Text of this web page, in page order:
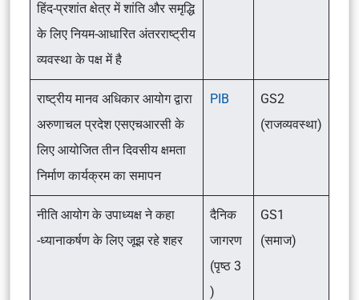
हिंद-प्रशांत क्षेत्र में शांति और समृद्धि
के लिए नियम-आधारित अंतरराष्ट्रीय
व्यवस्था के पक्ष में है
राष्ट्रीय मानव अधिकार आयोग द्वारा
अरुणाचल प्रदेश एसएचआरसी के
लिए आयोजित तीन दिवसीय क्षमता
निर्माण कार्यक्रम का समापन
PIB
GS2
(राजव्यवस्था)
नीति आयोग के उपाध्यक्ष ने कहा
-ध्यानाकर्षण के लिए जूझ रहे शहर
दैनिक
जागरण
(पृष्ठ 3
)
GS1
(समाज)